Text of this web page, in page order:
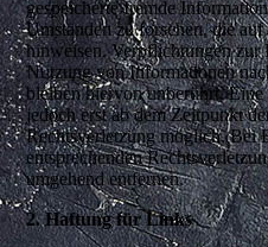
gespeicherte fremde
Umständen zu forschen, die
hinweisen. Verpflichtungen zur
Nutzung von Informationen
bleiben hiervon unberührt.
jedoch erst ab dem Zeitpunkt
Rechtsverletzung möglich. Bei
entsprechenden
umgehend entfernen.
2. Haftung für Links